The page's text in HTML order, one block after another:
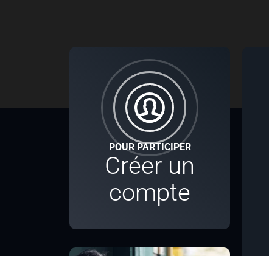
POUR PARTICIPER
Créer un
compte